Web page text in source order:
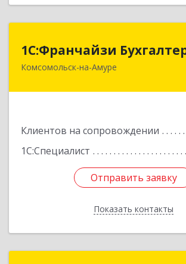
1С:Франчайзи
Комсомольск-на-Амуре
Клиентов на сопровождении
1С:Специалист
Отправить заявку
Показать контакты
1С:Франчайзи
681000, Хабаровский край,
Отправить заявку
Назад